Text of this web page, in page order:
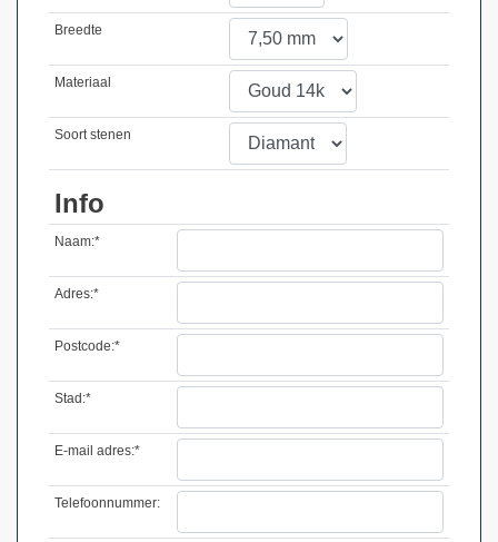
Breedte
Materiaal
Soort stenen
Info
Naam:*
Adres:*
Postcode:*
Stad:*
E-mail adres:*
Telefoonnummer: